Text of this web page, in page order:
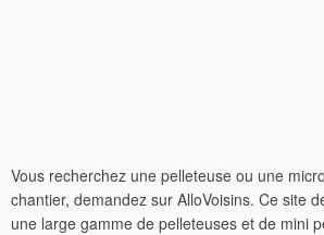
Vous recherchez une pelleteuse ou une
chantier, demandez sur AlloVoisins. Ce site
une large gamme de pelleteuses et de mini